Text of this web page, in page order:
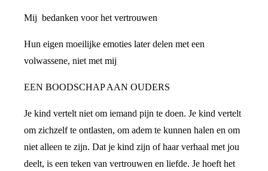
Mij bedanken voor het vertrouwen
Hun eigen moeilijke emoties later delen met een
volwassene, niet met mij
EEN BOODSCHAP AAN OUDERS
Je kind vertelt niet om iemand pijn te doen. Je kind vertelt
om zichzelf te ontlasten, om adem te kunnen halen en om
niet alleen te zijn. Dat je kind zijn of haar verhaal met jou
deelt, is een teken van vertrouwen en liefde. Je hoeft het